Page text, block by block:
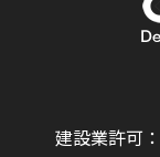
建設業許可